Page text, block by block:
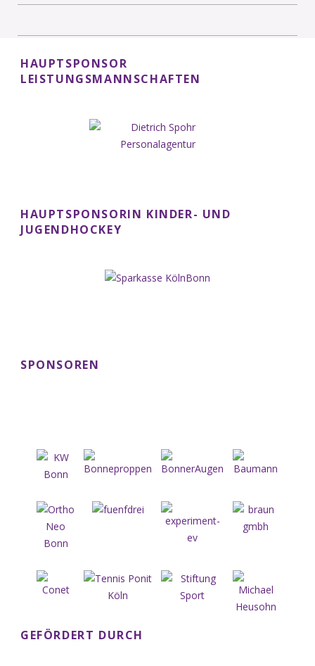
HAUPTSPONSOR
LEISTUNGSMANNSCHAFTEN
HAUPTSPONSORIN KINDER- UND
JUGENDHOCKEY
SPONSOREN
GEFÖRDERT DURCH